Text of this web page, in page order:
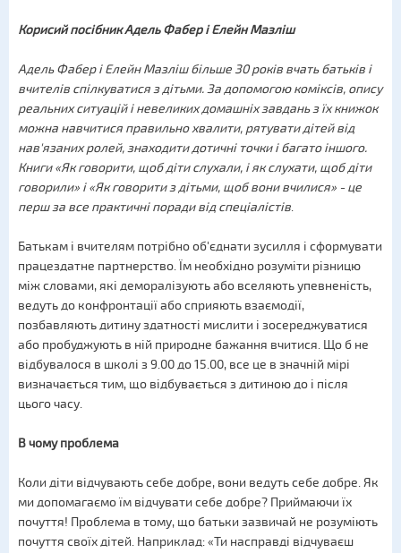
Корисий посібник Адель Фабер і Елейн Мазліш
Адель Фабер і Елейн Мазліш більше 30 років вчать батьків і
вчителів спілкуватися з дітьми. За допомогою коміксів, опису
реальних ситуацій і невеликих домашніх завдань з їх книжок
можна навчитися правильно хвалити, рятувати дітей від
нав'язаних ролей, знаходити дотичні точки і багато іншого.
Книги «Як говорити, щоб діти слухали, і як слухати, щоб діти
говорили» і «Як говорити з дітьми, щоб вони вчилися» - це
перш за все практичні поради від спеціалістів.
Батькам і вчителям потрібно об'єднати зусилля і сформувати
працездатне партнерство. Їм необхідно розуміти різницю
між словами, які деморалізують або вселяють упевненість,
ведуть до конфронтації або сприяють взаємодії,
позбавляють дитину здатності мислити і зосереджуватися
або пробуджують в ній природне бажання вчитися. Що б не
відбувалося в школі з 9.00 до 15.00, все це в значній мірі
визначається тим, що відбувається з дитиною до і після
цього часу.
В чому проблема
Коли діти відчувають себе добре, вони ведуть себе добре. Як
ми допомагаємо їм відчувати себе добре? Приймаючи їх
почуття! Проблема в тому, що батьки зазвичай не розуміють
почуття своїх дітей. Наприклад: «Ти насправді відчуваєш